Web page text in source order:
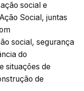
social e
Social, juntas
social, segurança
do
situações de
de